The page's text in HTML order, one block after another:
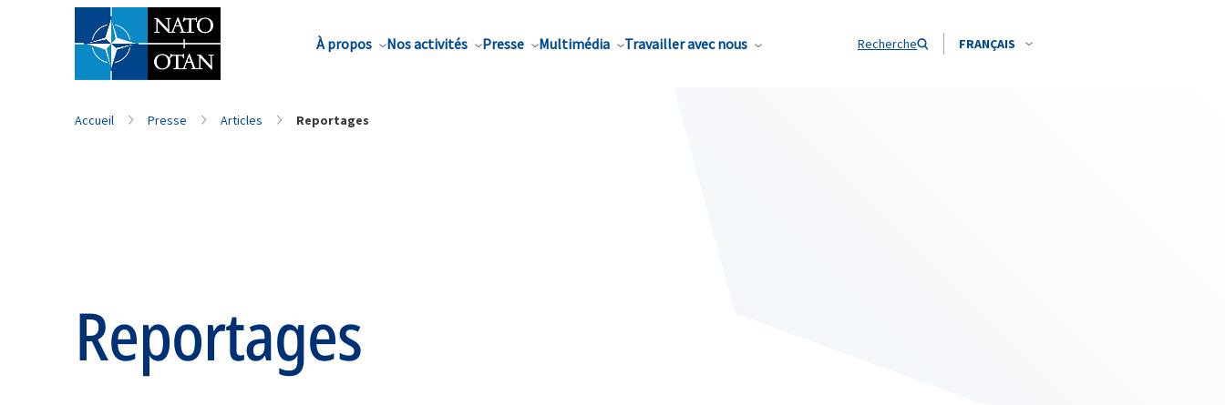
À propos Nos activités Presse Multimédia Travailler avec nous Recherche FRANÇAIS
Nom de famille*
Accueil Presse Articles Reportages
Reportages